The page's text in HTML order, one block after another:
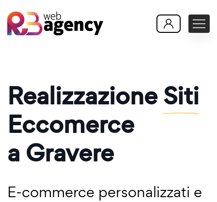
RealizzazioneSiti
Eccomerce
a Gravere
E-commerce personalizzati e